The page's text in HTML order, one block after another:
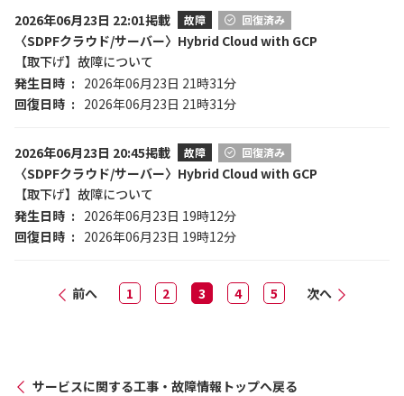
2026年06月23日 22:01掲載 故障 回復済み
〈SDPFクラウド/サーバー〉Hybrid Cloud with GCP
【取下げ】故障について
発生日時
2026年06月23日 21時31分
回復日時
2026年06月23日 21時31分
2026年06月23日 20:45掲載 故障 回復済み
〈SDPFクラウド/サーバー〉Hybrid Cloud with GCP
【取下げ】故障について
発生日時
2026年06月23日 19時12分
回復日時
2026年06月23日 19時12分
前へ 1 2 3 4 5 次へ
サービスに関する工事・故障情報トップへ戻る